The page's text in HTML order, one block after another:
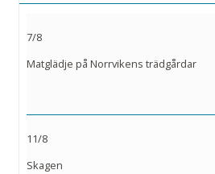
7/8
Matglädje på Norrvikens trädgårdar
11/8
Skagen